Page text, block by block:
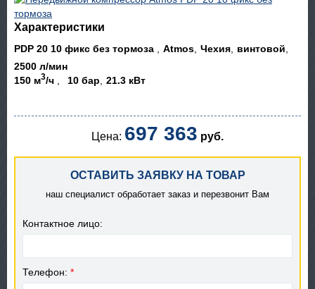
Характеристики
PDP 20 10 фикс без тормоза Atmos Чехия
винтовой
2500 л/мин
150 м3/ч 10 бар 21.3 кВт
Цена: 697 363 руб.
ОСТАВИТЬ ЗАЯВКУ НА ТОВАР
наш специалист обработает заказ и перезвонит Вам
Контактное лицо:
Телефон: *